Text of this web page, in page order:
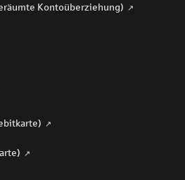
Kontoüberziehung)